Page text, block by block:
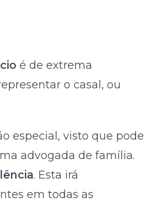
é de extrema
o casal, ou
especial, visto que pode
advogada de família.
. Esta irá
em todas as